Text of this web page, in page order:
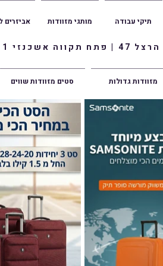
אביזרים מותגי מזוודות תיקי עבודה
סטים מזוודות שווים מזוודות גדולות